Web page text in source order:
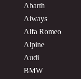
Abarth
Aiways
Alfa Romeo
Alpine
Audi
BMW